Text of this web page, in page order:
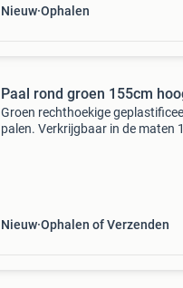
Nieuw Ophalen
Paal rond groen 155cm
Groen rechthoekige
palen. Verkrijgbaar in de maten
Nieuw Ophalen of Verzenden